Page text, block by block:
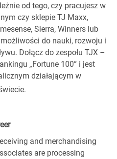
od tego, czy pracujesz w
czy sklepie TJ Maxx,
Sierra, Winners lub
do nauki, rozwoju i
Dołącz do zespołu TJX –
„Fortune 100” i jest
działającym w
and merchandising
are processing